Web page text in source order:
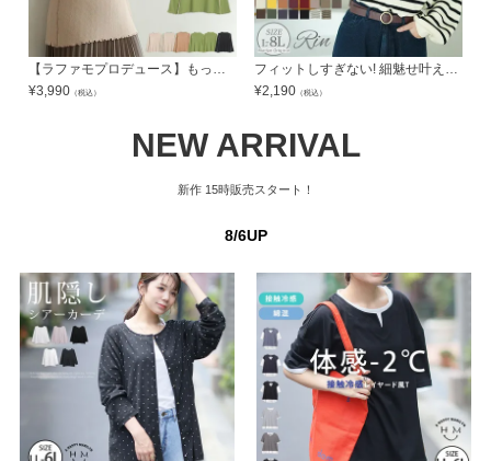
【ラファモプロデュース】もっちりなめらか 美人 リブ 配色 メロウ ニット トップス | 大きいサイズの通販ならハッピーマリリン
¥3,990 （税込）
フィットしすぎない! 細魅せ叶える! 華奢魅せ美人 もっちり リブ Vネック ぽわん袖 ニット | 大きいサイズの通販ならハッピーマリリン
¥2,190 （税込）
NEW ARRIVAL
新作 15時販売スタート！
8/6UP